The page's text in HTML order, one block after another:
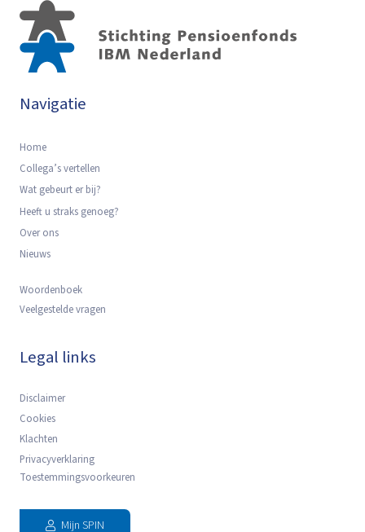
Navigatie
Home
Collega’s vertellen
Wat gebeurt er bij?
Heeft u straks genoeg?
Over ons
Nieuws
Woordenboek
Veelgestelde vragen
Legal links
Disclaimer
Cookies
Klachten
Privacyverklaring
Toestemmingsvoorkeuren
Mijn SPIN